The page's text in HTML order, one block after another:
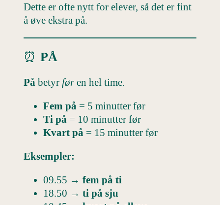
Dette er ofte nytt for elever, så det er fint
å øve ekstra på.
⏰ PÅ
På betyr føren hel time.
Fem på = 5 minutter før
Ti på = 10 minutter før
Kvart på = 15 minutter før
Eksempler:
09.55 → fem på ti
18.50 → ti på sju